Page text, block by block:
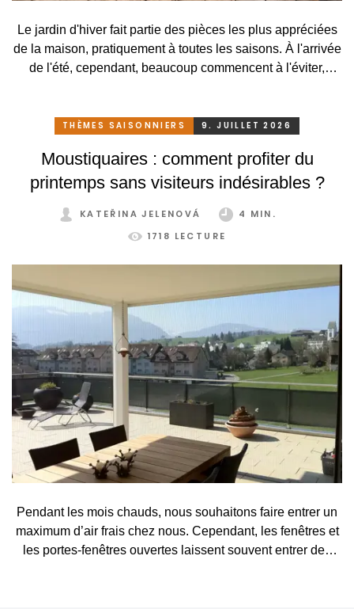
Le jardin d'hiver fait partie des pièces les plus appréciées
de la maison, pratiquement à toutes les saisons. À l'arrivée
de l'été, cependant, beaucoup commencent à l'éviter,
qu'en un lieu agréable de détente. C'est pourtant
de protection solaire adapté, pratique et astucieux, vous
pouvez profiter de votre jardin d'hiver confortablement et
THÈMES SAISONNIERS 9. JUILLET 2026
Moustiquaires : comment profiter du
printemps sans visiteurs indésirables ?
KATEŘINA JELENOVÁ
4 MIN.
1718 LECTURE
Pendant les mois chauds, nous souhaitons faire entrer un
maximum d’air frais chez nous. Cependant, les fenêtres et
les portes-fenêtres ouvertes laissent souvent entrer des